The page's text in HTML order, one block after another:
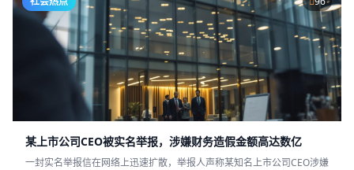
某上市公司CEO被实名举报，涉嫌财务造假金额高达数亿
一封实名举报信在网络上迅速扩散，举报人声称某知名上市公司CEO涉嫌